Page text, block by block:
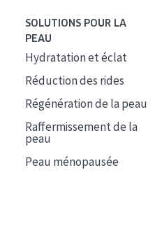
SOLUTIONS POUR LA
PEAU
Hydratation et éclat
Réduction des rides
Régénération de la peau
Raffermissement de la
peau
Peau ménopausée